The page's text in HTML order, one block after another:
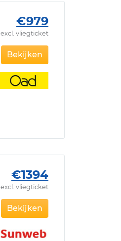
€979
excl. vliegticket
Bekijken
€1394
excl. vliegticket
Bekijken